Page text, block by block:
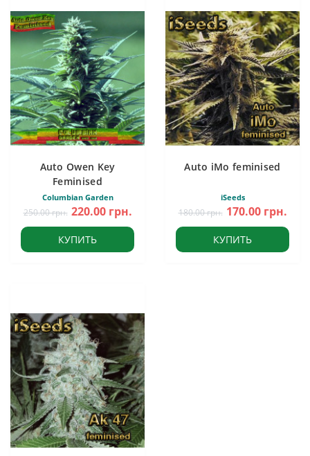
Auto Owen Key
Feminised
Columbian Garden
250.00 грн. 220.00 грн.
КУПИТЬ
Auto iMo feminised
iSeeds
180.00 грн. 170.00 грн.
КУПИТЬ